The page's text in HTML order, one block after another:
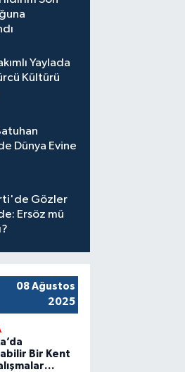
Yaylada
Kültürü
Dünya Evine
Gözler
Ersöz mü
08 Ağustos
2025
Bir Kent